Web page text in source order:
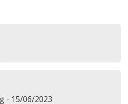
- 15/06/2023